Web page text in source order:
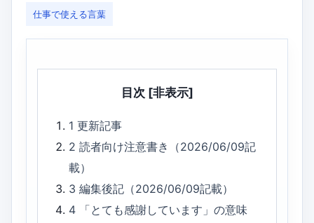
仕事で使える言葉
目次 [非表示]
1更新記事
2読者向け注意書き（2026/06/09記
載）
3編集後記（2026/06/09記載）
4
「とても感謝しています」の意味